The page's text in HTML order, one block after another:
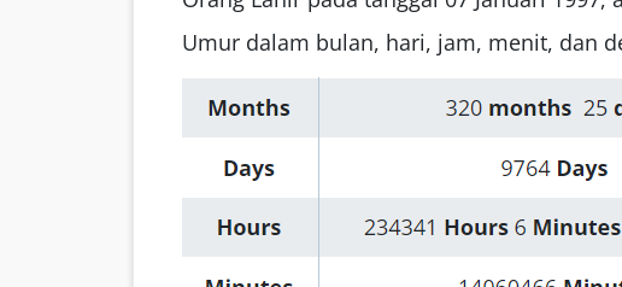
Umur dalam bulan, hari, jam, menit, dan